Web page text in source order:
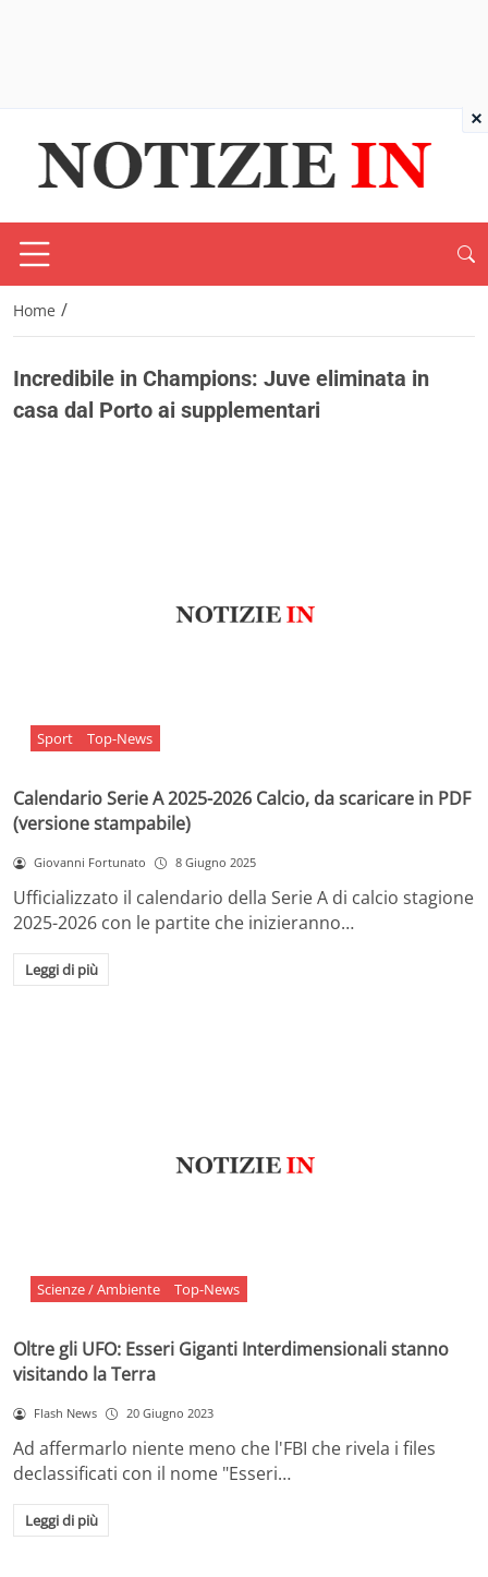
Home /
Incredibile in Champions: Juve eliminata in
casa dal Porto ai supplementari
Sport Top-News
Calendario Serie A 2025-2026 Calcio, da scaricare in PDF
(versione stampabile)
Giovanni Fortunato 8 Giugno 2025
Ufficializzato il calendario della Serie A di calcio stagione
2025-2026 con le partite che inizieranno…
Leggi di più
Scienze / Ambiente Top-News
Oltre gli UFO: Esseri Giganti Interdimensionali stanno
visitando la Terra
Flash News 20 Giugno 2023
Ad affermarlo niente meno che l'FBI che rivela i files
declassificati con il nome "Esseri…
Leggi di più
×